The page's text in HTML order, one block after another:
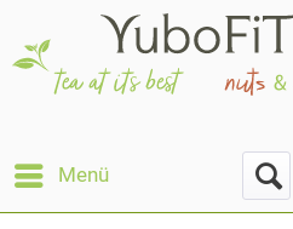
Menü